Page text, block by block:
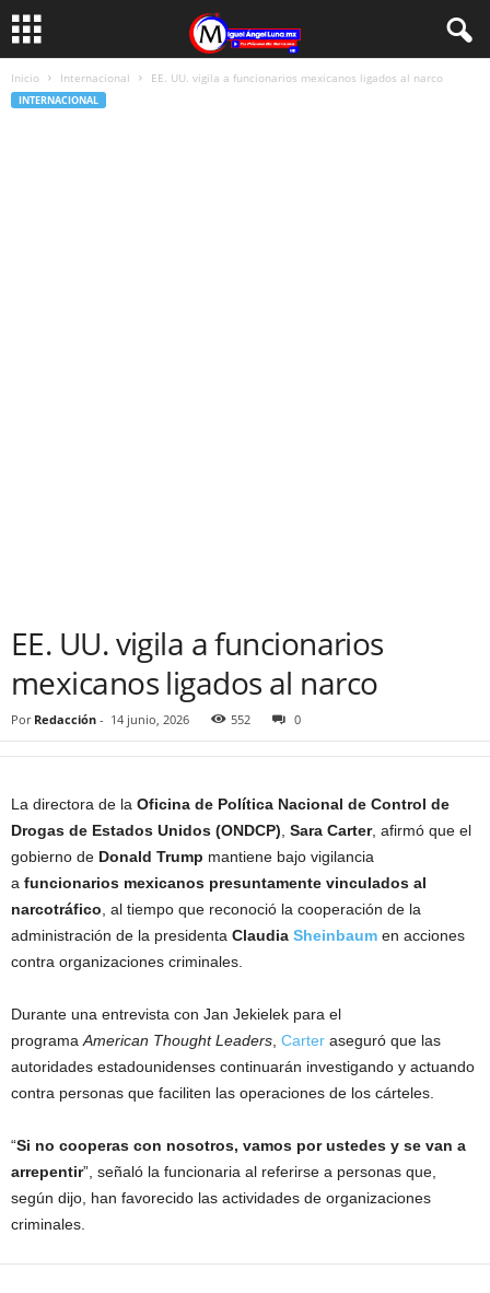
Inicio Internacional EE. UU. vigila a funcionarios mexicanos ligados al narco
INTERNACIONAL
EE. UU. vigila a funcionarios
mexicanos ligados al narco
Por Redacción - 14 junio, 2026 552 0
La directora de la Oficina de Política Nacional de Control de
Drogas de Estados Unidos (ONDCP) Sara Carter, afirmó que el
gobierno de Donald Trump mantiene bajo vigilancia
a funcionarios mexicanos presuntamente vinculados al
narcotráfico , al tiempo que reconoció la cooperación de la
administración de la presidenta Claudia Sheinbaum en acciones
contra organizaciones criminales.
Durante una entrevista con Jan Jekielek para el
programa American Thought Leaders Carter aseguró que las
autoridades estadounidenses continuarán investigando y actuando
contra personas que faciliten las operaciones de los cárteles.
“Si no cooperas con nosotros, vamos por ustedes y se van a
arrepentir”, señaló la funcionaria al referirse a personas que,
según dijo, han favorecido las actividades de organizaciones
criminales.